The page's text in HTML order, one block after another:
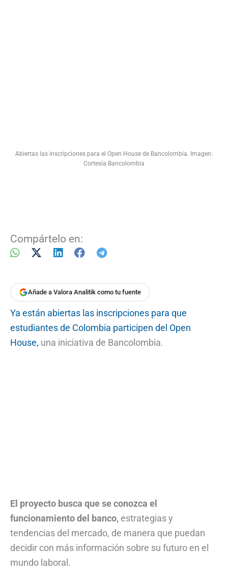
Abiertas las inscripciones para el Open House de Bancolombia. Imagen:
Cortesía Bancolombia
Compártelo en:
Añade a Valora Analitik como tu fuente
Ya están abiertas las inscripciones para que
estudiantes de Colombia participen del Open
House, una iniciativa de Bancolombia.
El proyecto busca que se conozca el
funcionamiento del banco, estrategias y
tendencias del mercado, de manera que puedan
decidir con más información sobre su futuro en el
mundo laboral.